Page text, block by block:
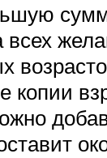
всех
копии